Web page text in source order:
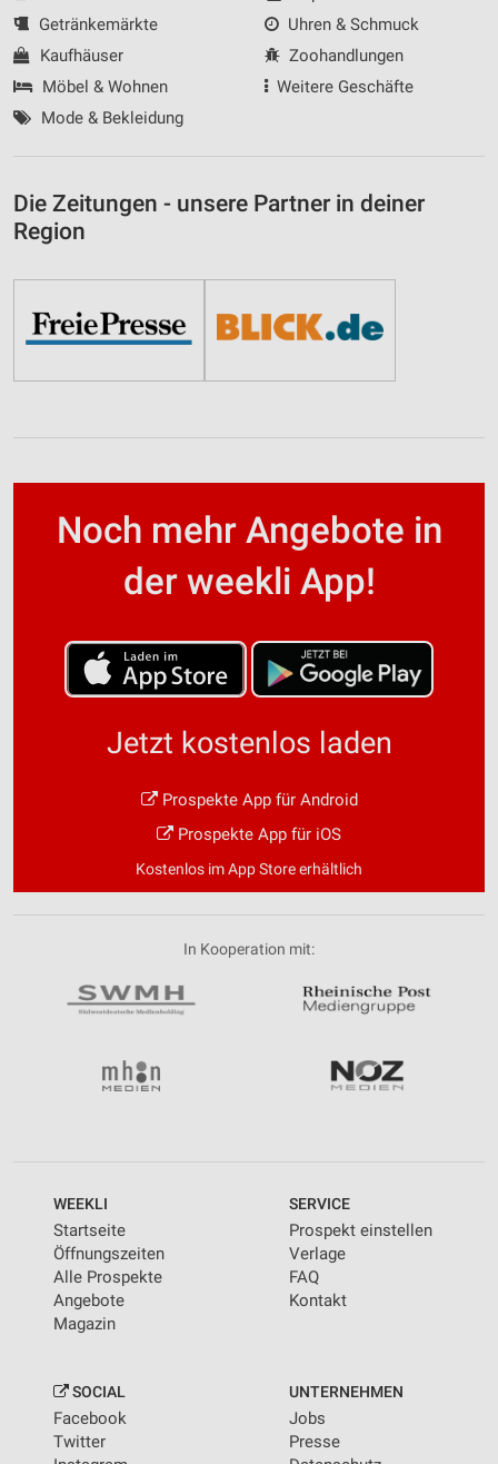
Getränkemärkte
Kaufhäuser
Möbel & Wohnen
Mode & Bekleidung
Uhren & Schmuck
Zoohandlungen
Weitere Geschäfte
Die Zeitungen - unsere Partner in deiner
Region
Noch mehr Angebote in
der weekli App!
Jetzt kostenlos laden
Prospekte App für Android
Prospekte App für iOS
Kostenlos im App Store erhältlich
In Kooperation mit:
WEEKLI
Startseite
Öffnungszeiten
Alle Prospekte
Angebote
Magazin
SERVICE
Prospekt einstellen
Verlage
FAQ
Kontakt
SOCIAL
Facebook
Twitter
UNTERNEHMEN
Jobs
Presse